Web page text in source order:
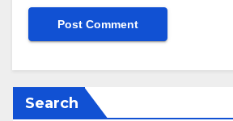
Search